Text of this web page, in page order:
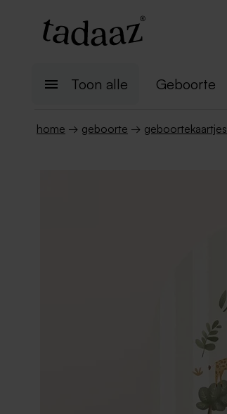
Toon alle Geboorte
home → geboorte → geboortekaartjes